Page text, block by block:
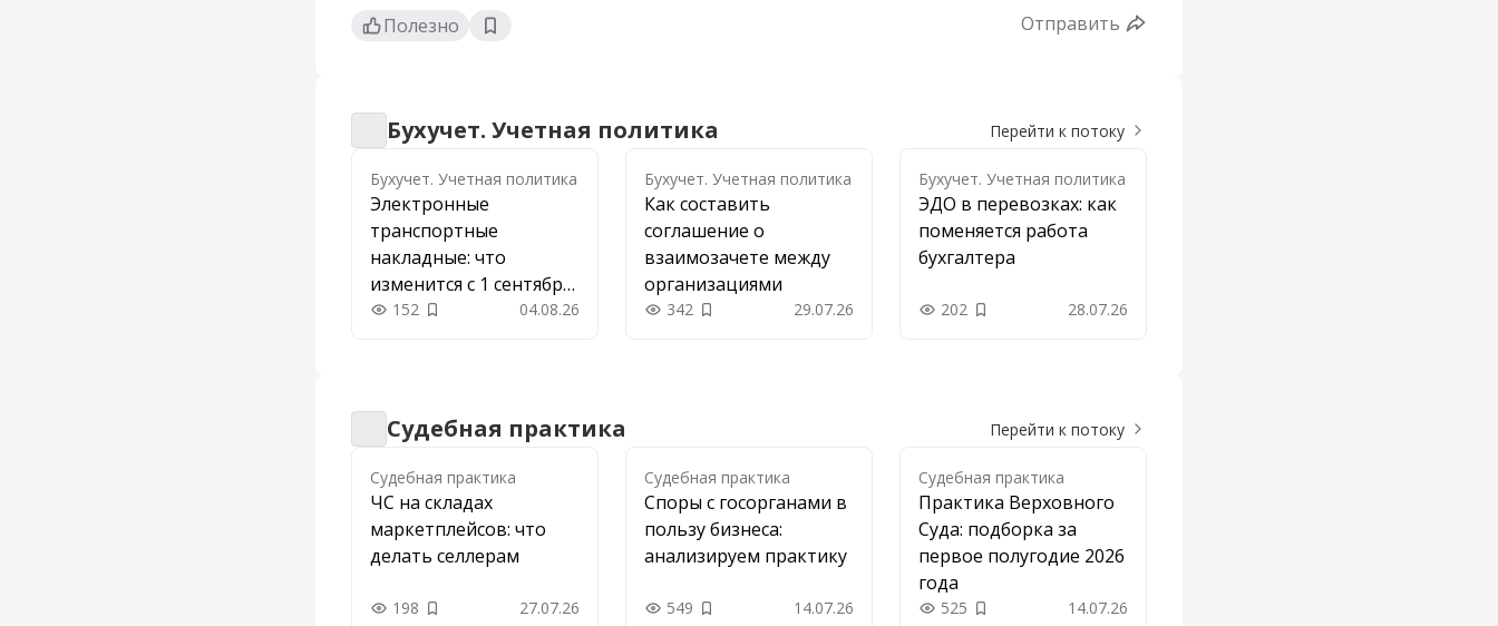
Полезно Отправить
Бухучет. Учетная политика
Бухучет. Учетная политика Перейти к потоку
Бухучет. Учетная политика
Электронные
транспортные
накладные: что
изменится с 1 сентября
и как перейти
152 Добавить в закладки
04.08.26
Бухучет. Учетная политика
Как составить
соглашение о
взаимозачете между
организациями
342 Добавить в закладки
29.07.26
Бухучет. Учетная политика
ЭДО в перевозках: как
поменяется работа
бухгалтера
202 Добавить в закладки
28.07.26
Судебная практика
Судебная практика Перейти к потоку
Судебная практика
ЧС на складах
маркетплейсов: что
делать селлерам
198 Добавить в закладки
27.07.26
Судебная практика
Споры с госорганами в
пользу бизнеса:
анализируем практику
549 Добавить в закладки
14.07.26
Судебная практика
Практика Верховного
Суда: подборка за
первое полугодие 2026
года
525 Добавить в закладки
14.07.26